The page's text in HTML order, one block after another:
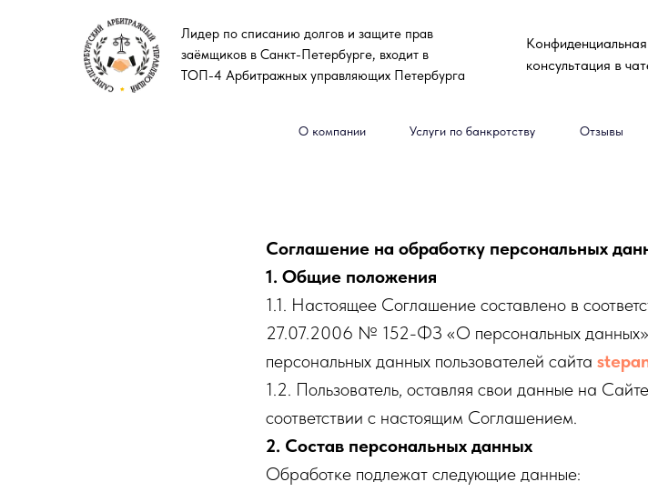
Лидер по списанию долгов и защите прав
заёмщиков в Санкт-Петербурге, входит в
ТОП-4 Арбитражных управляющих Петербурга
Конфиденциальная
консультация в
О компании Услуги по банкротству Отзывы
Соглашение на обработку персональных
1. Общие положения
1.1. Настоящее Соглашение составлено в
27.07.2006 № 152-ФЗ «О персональных данных»
персональных данных пользователей сайта
1.2. Пользователь, оставляя свои данные на
соответствии с настоящим Соглашением.
2. Состав персональных данных
Обработке подлежат следующие данные: